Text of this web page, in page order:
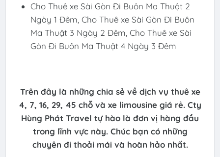
Cho Thuê xe Sài Gòn Đi Buôn Ma Thuật 2
Ngày 1 Đêm, Cho Thuê xe Sài Gòn Đi Buôn
Ma Thuật 3 Ngày 2 Đêm, Cho Thuê xe Sài
Gòn Đi Buôn Ma Thuật 4 Ngày 3 Đêm
Trên đây là những chia sẻ về dịch vụ thuê xe
4, 7, 16, 29, 45 chỗ và xe limousine giá rẻ. Cty
Hùng Phát Travel tự hào là đơn vị hàng đầu
trong lĩnh vực này. Chúc bạn có những
chuyên đi thoải mái và hoàn hảo nhất.